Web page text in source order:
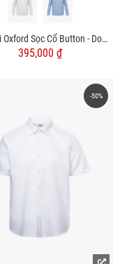
Áo Sơ Mi Oxford Sọc Cổ Button - Down Form Regular SM207
395,000 ₫
-50%